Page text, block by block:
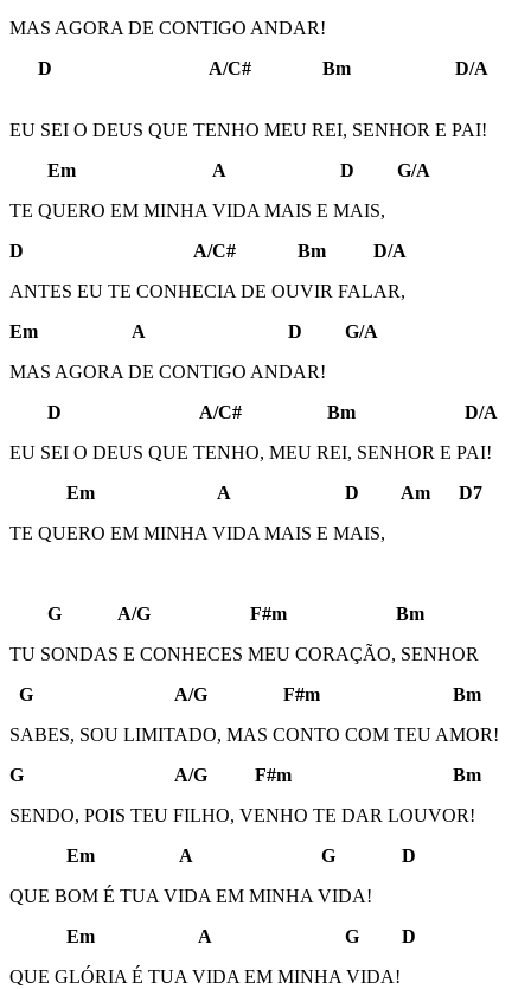
MAS AGORA DE CONTIGO ANDAR!
D A/C# Bm D/A
EU SEI O DEUS QUE TENHO MEU REI, SENHOR E PAI!
Em A D G/A
TE QUERO EM MINHA VIDA MAIS E MAIS,
D A/C# Bm D/A
ANTES EU TE CONHECIA DE OUVIR FALAR,
Em A D G/A
MAS AGORA DE CONTIGO ANDAR!
D A/C# Bm D/A
EU SEI O DEUS QUE TENHO, MEU REI, SENHOR E PAI!
Em A D Am D7
TE QUERO EM MINHA VIDA MAIS E MAIS,
G A/G F#m Bm
TU SONDAS E CONHECES MEU CORAÇÃO, SENHOR
G A/G F#m Bm
SABES, SOU LIMITADO, MAS CONTO COM TEU AMOR!
G A/G F#m Bm
SENDO, POIS TEU FILHO, VENHO TE DAR LOUVOR!
Em A G D
QUE BOM É TUA VIDA EM MINHA VIDA!
Em A G D
QUE GLÓRIA É TUA VIDA EM MINHA VIDA!